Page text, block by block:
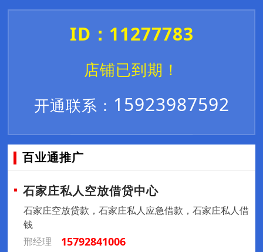
ID：11277783
店铺已到期！
开通联系： 15923987592
百业通推广
石家庄私人空放借贷中心
石家庄空放贷款，石家庄私人应急借款，石家庄私人借
钱
邢经理
15792841006